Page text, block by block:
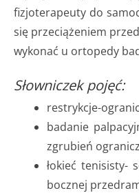
fizjoterapeuty do
się przeciążeniem
wykonać u ortopedy
Słowniczek pojęć:
restrykcje-
badanie
zgrubień
łokieć tenisisty-
bocznej